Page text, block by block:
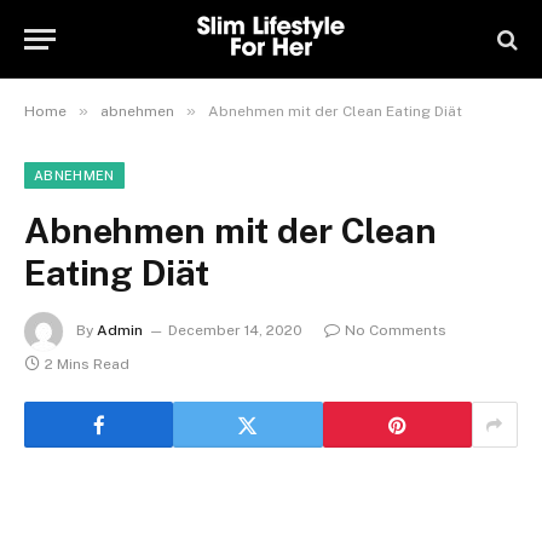
Home » abnehmen » Abnehmen mit der Clean Eating Diät
ABNEHMEN
Abnehmen mit der Clean
Eating Diät
By Admin December 14, 2020
No Comments
2 Mins Read